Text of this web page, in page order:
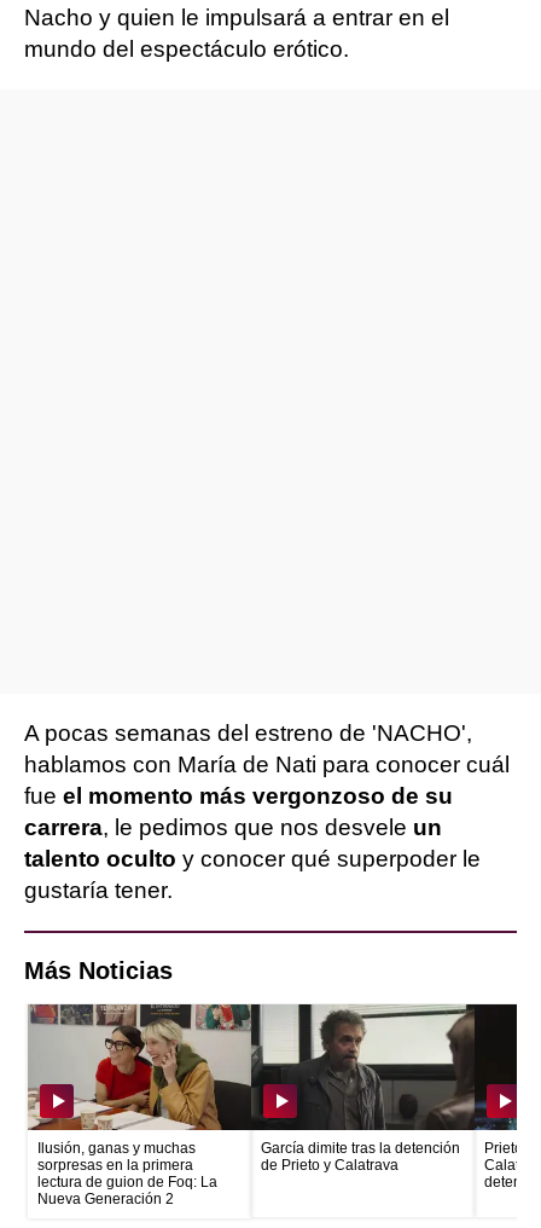
Nacho y quien le impulsará a entrar en el
mundo del espectáculo erótico.
A pocas semanas del estreno de 'NACHO',
hablamos con María de Nati para conocer cuál
fue el momento más vergonzoso de su
carrera, le pedimos que nos desvele un
talento oculto y conocer qué superpoder le
gustaría tener.
Más Noticias
Ilusión, ganas y muchas
sorpresas en la primera
lectura de guion de Foq: La
Nueva Generación 2
García dimite tras la detención
de Prieto y Calatrava
Prieto